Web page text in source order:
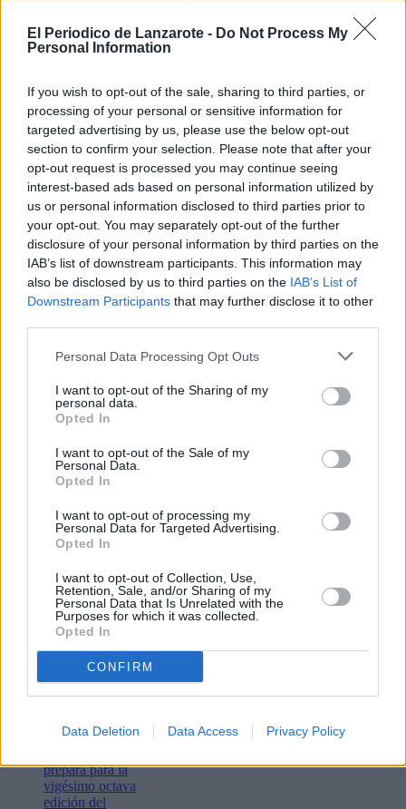
El Periodico de Lanzarote - Do Not Process My
Personal Information
If you wish to opt-out of the sale, sharing to third parties, or
processing of your personal or sensitive information for
targeted advertising by us, please use the below opt-out
section to confirm your selection. Please note that after your
opt-out request is processed you may continue seeing
interest-based ads based on personal information utilized by
us or personal information disclosed to third parties prior to
your opt-out. You may separately opt-out of the further
disclosure of your personal information by third parties on the
IAB’s list of downstream participants. This information may
also be disclosed by us to third parties on the IAB’s List of
Downstream Participants that may further disclose it to other
Personal Data Processing Opt Outs
I want to opt-out of the Sharing of my
personal data.
Opted In
I want to opt-out of the Sale of my
Personal Data.
Opted In
I want to opt-out of processing my
Personal Data for Targeted Advertising.
Opted In
I want to opt-out of Collection, Use,
Retention, Sale, and/or Sharing of my
Personal Data that Is Unrelated with the
Purposes for which it was collected.
Opted In
CONFIRM
Data Deletion Data Access Privacy Policy
Escribir un comentario
(requerido)
JComments
PUBLICIDAD
Lo más leído
Arrecife publica
el listado
provisional de la
adjudicación de
subvenciones al
fuera de la Isla
prepara para la
vigésimo octava
edición del